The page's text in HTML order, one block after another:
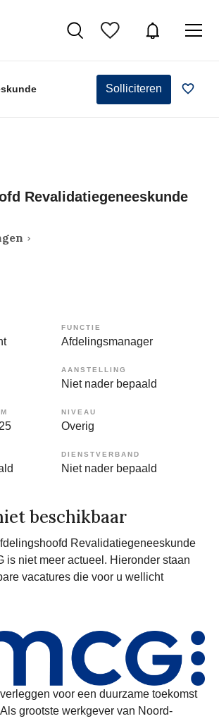
Solliciteren
Revalidatiegeneeskunde
FUNCTIE
Afdelingsmanager
AANSTELLING
Niet nader bepaald
NIVEAU
Overig
DIENSTVERBAND
Niet nader bepaald
beschikbaar
Revalidatiegeneeskunde
is niet meer actueel. Hieronder staan
vacatures die voor u wellicht
voor een duurzame toekomst
grootste werkgever van Noord-